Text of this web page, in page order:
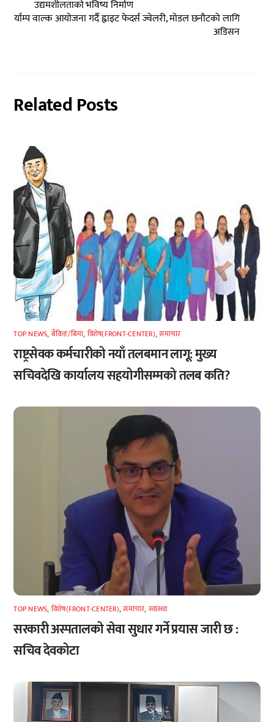
उद्यमशीलताको भविष्य निर्माण
र्याम्प वाल्क आयोजना गर्दै ह्वाइट फेदर्स ज्वेलरी, मोडल छनौटको लागि
अडिसन
Related Posts
TOP NEWS, बैंकिङ/बिमा, विशेष(FRONT-CENTER),समाचार
राष्ट्रसेवक कर्मचारीको नयाँ तलबमान लागू: मुख्य
सचिवदेखि कार्यालय सहयोगीसम्मको तलब कति?
TOP NEWS, विशेष(FRONT-CENTER),समाचार, स्वास्थ्य
सरकारी अस्पतालको सेवा सुधार गर्ने प्रयास जारी छ :
सचिव देवकोटा